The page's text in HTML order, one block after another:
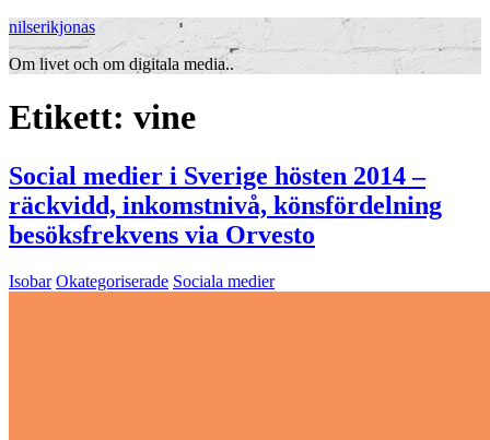
nilserikjonas
Om livet och om digitala media..
Etikett: vine
Social medier i Sverige hösten 2014 –
räckvidd, inkomstnivå, könsfördelning
besöksfrekvens via Orvesto
Isobar Okategoriserade Sociala medier